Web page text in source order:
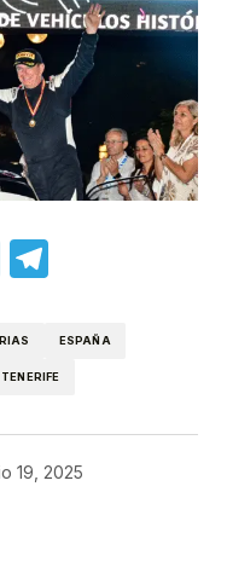
LinkedIn
ESPAÑA
TENERIFE
19, 2025